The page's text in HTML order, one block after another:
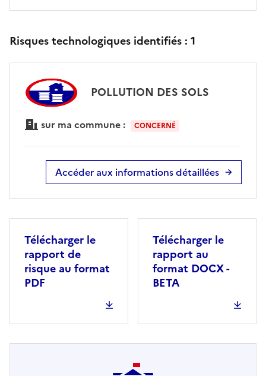
Risques technologiques identifiés : 1
POLLUTION DES SOLS
sur ma commune : CONCERNÉ
Accéder aux informations détaillées
Télécharger le
rapport de
risque au format
PDF
Télécharger le
rapport au
format DOCX -
BETA